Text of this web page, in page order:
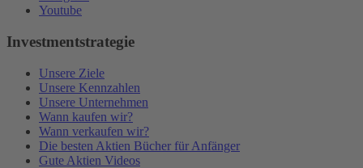
Youtube
Investmentstrategie
Unsere Ziele
Unsere Kennzahlen
Unsere Unternehmen
Wann kaufen wir?
Wann verkaufen wir?
Die besten Aktien Bücher für Anfänger
Gute Aktien Videos